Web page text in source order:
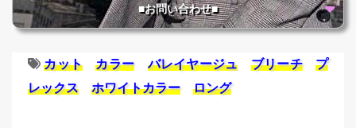
■お問い合わせ■
カット カラー バレイヤージュ ブリーチ
プ
レックス
ホワイトカラー ロング